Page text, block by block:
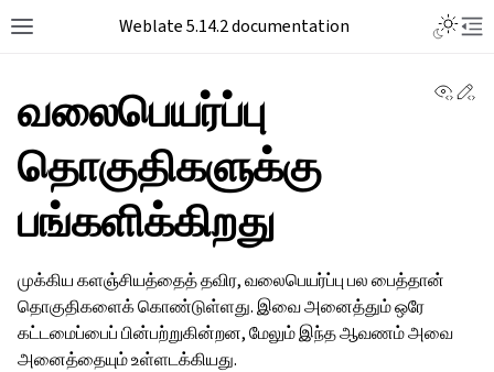
Weblate 5.14.2 documentation
வலைபெயர்ப்பு
தொகுதிகளுக்கு
பங்களிக்கிறது
முக்கிய களஞ்சியத்தைத் தவிர, வலைபெயர்ப்பு பல பைத்தான்
தொகுதிகளைக் கொண்டுள்ளது. இவை அனைத்தும் ஒரே
கட்டமைப்பைப் பின்பற்றுகின்றன, மேலும் இந்த ஆவணம் அவை
அனைத்தையும் உள்ளடக்கியது.